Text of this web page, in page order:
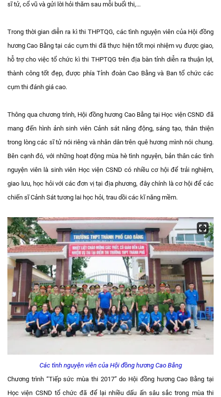
sĩ tử, cổ vũ và gửi lời hỏi thăm sau mỗi buổi thi,...
Trong thời gian diễn ra kì thi THPTQG, các tình nguyện viên của Hội đồng
hương Cao Bằng tại các cụm thi đã thực hiện tốt mọi nhiệm vụ được giao,
hỗ trợ cho việc tổ chức kì thi THPTQG trên địa bàn tỉnh diễn ra thuận lợi,
thành công tốt đẹp, được phía Tỉnh đoàn Cao Bằng và Ban tổ chức các
cụm thi đánh giá cao.
Thông qua chương trình, Hội đồng hương Cao Bằng tại Học viện CSND đã
mang đến hình ảnh sinh viên Cảnh sát năng động, sáng tạo, thân thiện
trong lòng các sĩ tử nói riêng và nhân dân trên quê hương mình nói chung.
Bên cạnh đó, với những hoạt động mùa hè tình nguyện, bản thân các tình
nguyện viên là sinh viên Học viện CSND có nhiều cơ hội để trải nghiệm,
giao lưu, học hỏi với các đơn vị tại địa phương, đây chính là cơ hội để các
chiến sĩ Cảnh Sát tương lai học hỏi, trau dồi các kĩ năng mềm.
Các tình nguyện viên của Hội đồng hương Cao Bằng
Chương trình “Tiếp sức mùa thi 2017” do Hội đồng hương Cao Bằng tại
Học viện CSND tổ chức đã để lại nhiều dấu ấn sâu sắc trong mùa thi